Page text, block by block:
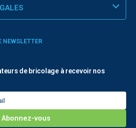
NEWSLETTER
de bricolage à recevoir nos